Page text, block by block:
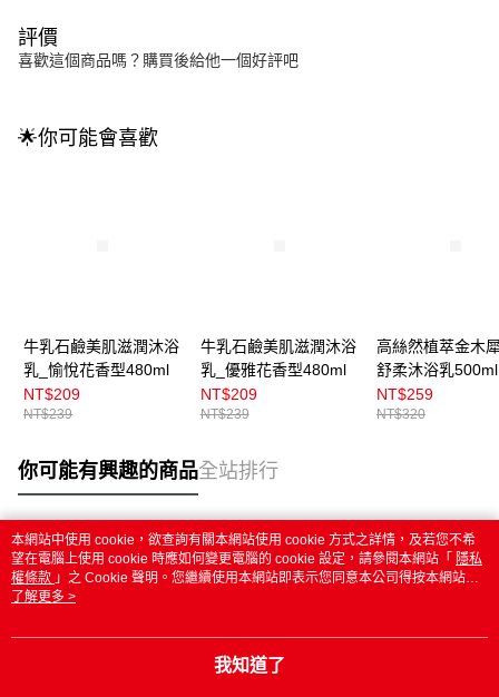
評價
喜歡這個商品嗎？購買後給他一個好評吧
🌟你可能會喜歡
牛乳石鹼美肌滋潤沐浴
乳_愉悅花香型480ml
NT$209
NT$239
牛乳石鹼美肌滋潤沐浴
乳_優雅花香型480ml
NT$209
NT$239
高絲然植萃金木
舒柔沐浴乳500ml
NT$259
NT$320
你可能有興趣的商品全站排行
熱門標籤
本網站中使用 cookie，欲查詢有關本網站使用 cookie 方式之詳情，及若您不希
望在電腦上使用 cookie 時應如何變更電腦的 cookie 設定，請參閱本網站「 隱私
權條款 」之 Cookie 聲明。您繼續使用本網站即表示您同意本公司得按本網站使
用條款之 Cookie 聲明使用 cookie。
了解更多 >
我知道了